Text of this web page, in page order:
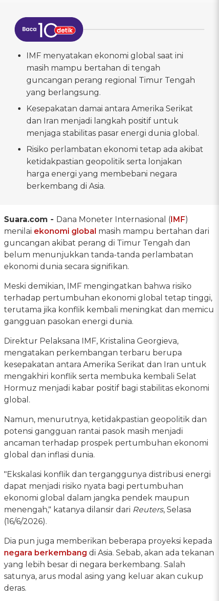
IMF menyatakan ekonomi global saat ini
masih mampu bertahan di tengah
guncangan perang regional Timur Tengah
yang berlangsung.
Kesepakatan damai antara Amerika Serikat
dan Iran menjadi langkah positif untuk
menjaga stabilitas pasar energi dunia global.
Risiko perlambatan ekonomi tetap ada akibat
ketidakpastian geopolitik serta lonjakan
harga energi yang membebani negara
berkembang di Asia.
Suara.com - Dana Moneter Internasional (IMF)
menilai ekonomi global masih mampu bertahan dari
guncangan akibat perang di Timur Tengah dan
belum menunjukkan tanda-tanda perlambatan
ekonomi dunia secara signifikan.
Meski demikian, IMF mengingatkan bahwa risiko
terhadap pertumbuhan ekonomi global tetap tinggi,
terutama jika konflik kembali meningkat dan memicu
gangguan pasokan energi dunia.
Direktur Pelaksana IMF, Kristalina Georgieva,
mengatakan perkembangan terbaru berupa
kesepakatan antara Amerika Serikat dan Iran untuk
mengakhiri konflik serta membuka kembali Selat
Hormuz menjadi kabar positif bagi stabilitas ekonomi
global.
Namun, menurutnya, ketidakpastian geopolitik dan
potensi gangguan rantai pasok masih menjadi
ancaman terhadap prospek pertumbuhan ekonomi
global dan inflasi dunia.
"Ekskalasi konflik dan terganggunya distribusi energi
dapat menjadi risiko nyata bagi pertumbuhan
ekonomi global dalam jangka pendek maupun
menengah," katanya dilansir dari Reuters, Selasa
(16/6/2026).
Dia pun juga memberikan beberapa proyeksi kepada
negara berkembang di Asia. Sebab, akan ada tekanan
yang lebih besar di negara berkembang. Salah
satunya, arus modal asing yang keluar akan cukup
deras.